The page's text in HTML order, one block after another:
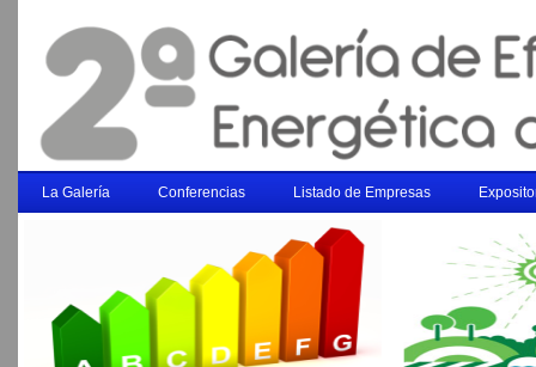
La Galería Conferencias Listado de Empresas